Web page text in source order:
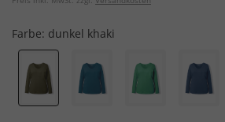
Farbe: dunkel khaki